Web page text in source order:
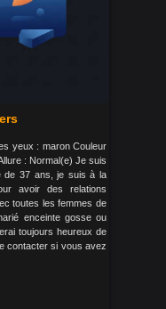
yeux : maron Couleur
: Normal(e) Je suis
de 37 ans, je suis à la
avoir des relations
toutes les femmes de
enceinte gosse ou
toujours heureux de
contacter si vous avez